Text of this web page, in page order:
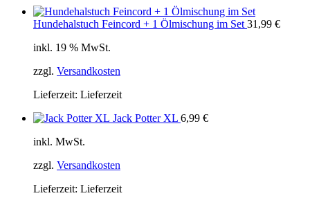
Hundehalstuch Feincord + 1 Ölmischung im Set 31,99 €
inkl. 19 % MwSt.
zzgl. Versandkosten
Lieferzeit: Lieferzeit
Jack Potter XL 6,99 €
inkl. MwSt.
zzgl. Versandkosten
Lieferzeit: Lieferzeit